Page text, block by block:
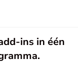
ins in één